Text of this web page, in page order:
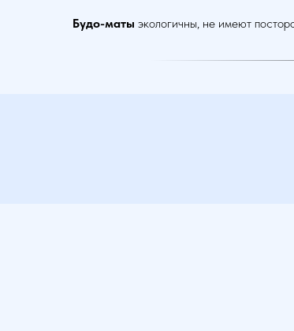
Будо-маты экологичны, не имеют